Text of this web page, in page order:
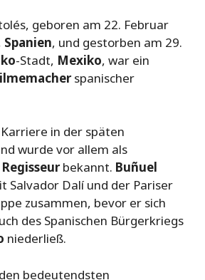
geboren am 22. Februar
Spanien, und gestorben am 29.
-Stadt, Mexiko, war ein
spanischer
in der späten
wurde vor allem als
bekannt. Buñuel
Salvador Dalí und der Pariser
zusammen, bevor er sich
des Spanischen Bürgerkriegs
niederließ.
bedeutendsten